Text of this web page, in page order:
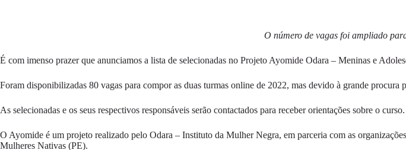
O número de vagas foi ampliado
É com imenso prazer que anunciamos a lista de selecionadas no Projeto Ayomide Odara – Meninas e
Foram disponibilizadas 80 vagas para compor as duas turmas online de 2022, mas devido à grande procura
As selecionadas e os seus respectivos responsáveis serão contactados para receber orientações sobre o curso.
O Ayomide é um projeto realizado pelo Odara – Instituto da Mulher Negra, em parceria com as
Mulheres Nativas (PE).